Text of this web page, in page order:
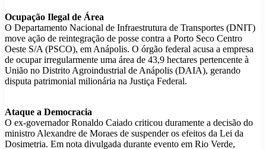
Ocupação Ilegal de Área
O Departamento Nacional de Infraestrutura de Transportes (DNIT)
move ação de reintegração de posse contra a Porto Seco Centro
Oeste S/A (PSCO), em Anápolis. O órgão federal acusa a empresa
de ocupar irregularmente uma área de 43,9 hectares pertencente à
União no Distrito Agroindustrial de Anápolis (DAIA), gerando
disputa patrimonial milionária na Justiça Federal.
Ataque a Democracia
O ex-governador Ronaldo Caiado criticou duramente a decisão do
ministro Alexandre de Moraes de suspender os efeitos da Lei da
Dosimetria. Em nota divulgada durante evento em Rio Verde,